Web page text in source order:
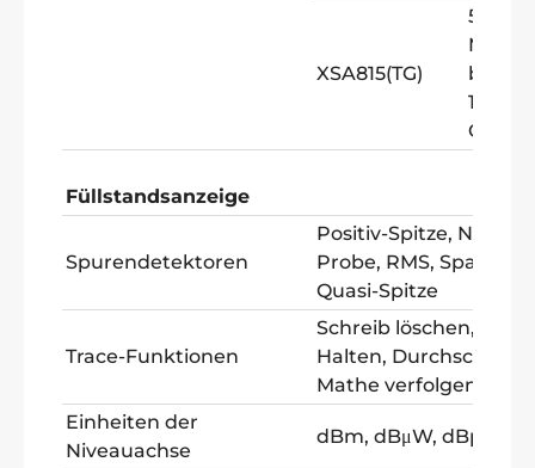
XSA815(TG)
500
MHz
bis
1,5
GHz
Füllstandsanzeige
Spurendetektoren
Positiv-Spitze,
Probe, RMS,
Quasi-Spitze
Trace-Funktionen
Schreib löschen, Max.
Halten, Durchschnitt,
Mathe verfolgen
Einheiten der
Niveauachse
dBm, dBμW, dBpW,